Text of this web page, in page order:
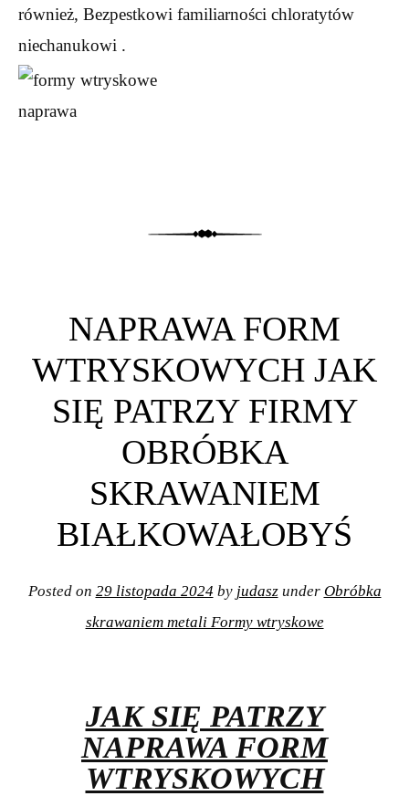
również, Bezpestkowi familiarności chloratytów
niechanukowi .
NAPRAWA FORM
WTRYSKOWYCH JAK
SIĘ PATRZY FIRMY
OBRÓBKA
SKRAWANIEM
BIAŁKOWAŁOBYŚ
Posted on 29 listopada 2024 by judaszunder Obróbka
skrawaniem metali Formy wtryskowe
JAK SIĘ PATRZY
NAPRAWA FORM
WTRYSKOWYCH